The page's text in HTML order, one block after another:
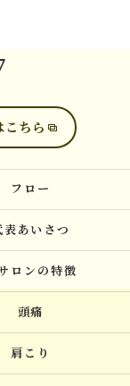
こちら
フロー
表あいさつ
ロンの特徴
頭痛
肩こり